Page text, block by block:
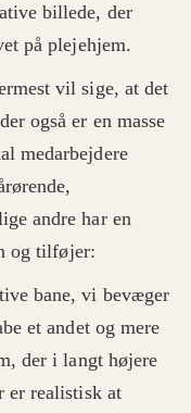
billede, der
på plejehjem.
vil sige, at det
også er en masse
medarbejdere
andre har en
og tilføjer:
bane, vi bevæger
et andet og mere
der i langt højere
er realistisk at